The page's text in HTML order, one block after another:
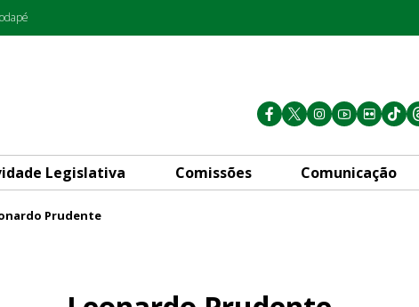
Legislativa Comissões Comunicação
Prudente